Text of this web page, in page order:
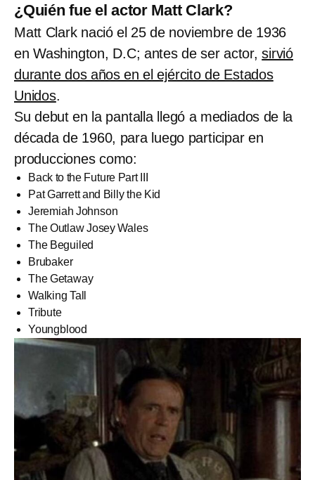
¿Quién fue el actor Matt Clark?
Matt Clark nació el 25 de noviembre de 1936
en Washington, D.C; antes de ser actor,sirvió
durante dos años en el ejército de Estados
Unidos.
Su debut en la pantalla llegó a mediados de la
década de 1960, para luego participar en
producciones como:
Back to the Future Part III
Pat Garrett and Billy the Kid
Jeremiah Johnson
The Outlaw Josey Wales
The Beguiled
Brubaker
The Getaway
Walking Tall
Tribute
Youngblood